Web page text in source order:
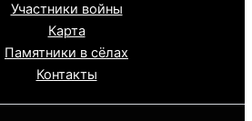
Участники войны
Карта
Памятники в сёлах
Контакты